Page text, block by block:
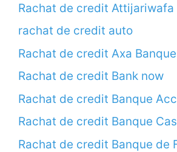
Rachat de credit Attijariwafa
rachat de credit auto
Rachat de credit Axa Banque
Rachat de credit Bank now
Rachat de credit Banque
Rachat de credit Banque
Rachat de credit Banque de